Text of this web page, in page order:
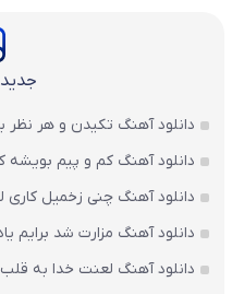
دانلود آهنگ تکیدن و هر نظر
دانلود آهنگ کم و پیم بویشه
دانلود آهنگ چنی زخمیل کاری
دانلود آهنگ مزارت شد برایم
دانلود آهنگ لعنت خدا به